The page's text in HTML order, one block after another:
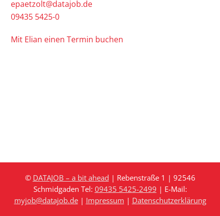
epaetzolt@datajob.de
09435 5425-0
Mit Elian einen Termin buchen
© DATAJOB – a bit ahead | Rebenstraße 1 | 92546
Schmidgaden Tel: 09435 5425-2499 | E-Mail:
myjob@datajob.de| Impressum | Datenschutzerklärung